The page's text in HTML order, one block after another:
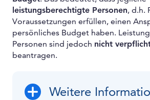
leistungsberechtigte Personen, d.h.
Voraussetzungen erfüllen, einen
persönliches Budget haben.
Personen sind jedoch nicht
beantragen.
Weitere